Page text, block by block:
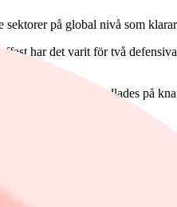
sektorer på global nivå som
har det varit för två
fatet, oljepriset handlades på
är att kronans utveckling
under 10 kronor, en nivå
betydande nettoutflöden från